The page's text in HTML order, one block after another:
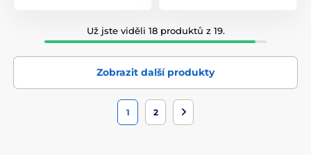
Už jste viděli 18 produktů z 19.
Zobrazit další produkty
1 2